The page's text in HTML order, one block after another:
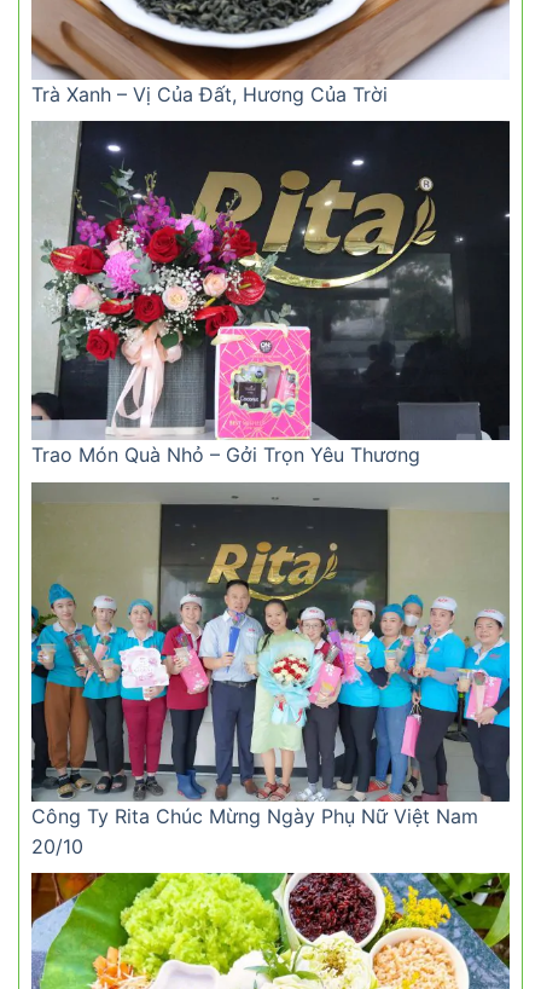
Trà Xanh – Vị Của Đất, Hương Của Trời
Trao Món Quà Nhỏ – Gởi Trọn Yêu Thương
Công Ty Rita Chúc Mừng Ngày Phụ Nữ Việt Nam
20/10